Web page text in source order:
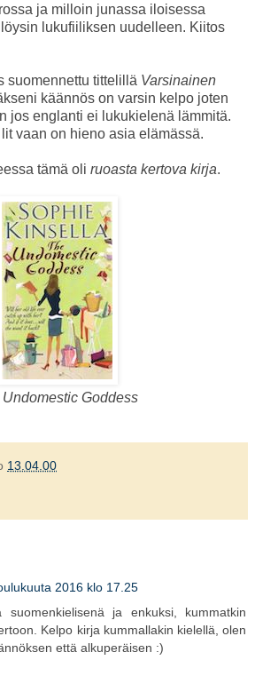
ja milloin junassa iloisessa
lukufiiliksen uudelleen. Kiitos
suomennettu tittelillä Varsinainen
käännös on varsin kelpo joten
jos englanti ei lukukielenä lämmitä.
vaan on hieno asia elämässä.
tämä oli ruoasta kertova kirja.
Undomestic Goddess
13.04.00
2016 klo 17.25
ja enkuksi, kummatkin
Kelpo kirja kummallakin kielellä, olen
että alkuperäisen :)